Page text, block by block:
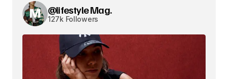
@lifestyle Mag.
127k Followers